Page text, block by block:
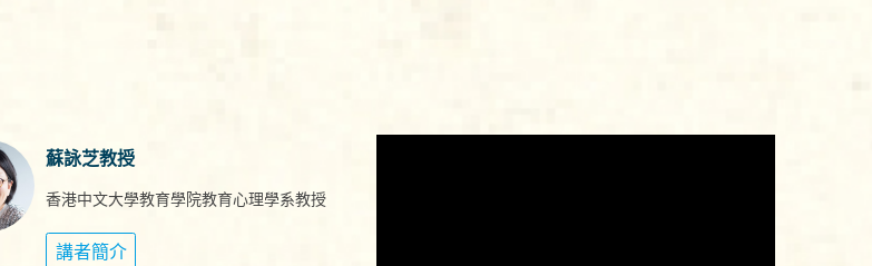
蘇詠芝教授
香港中文大學教育學院教育心理學系教授
講者簡介